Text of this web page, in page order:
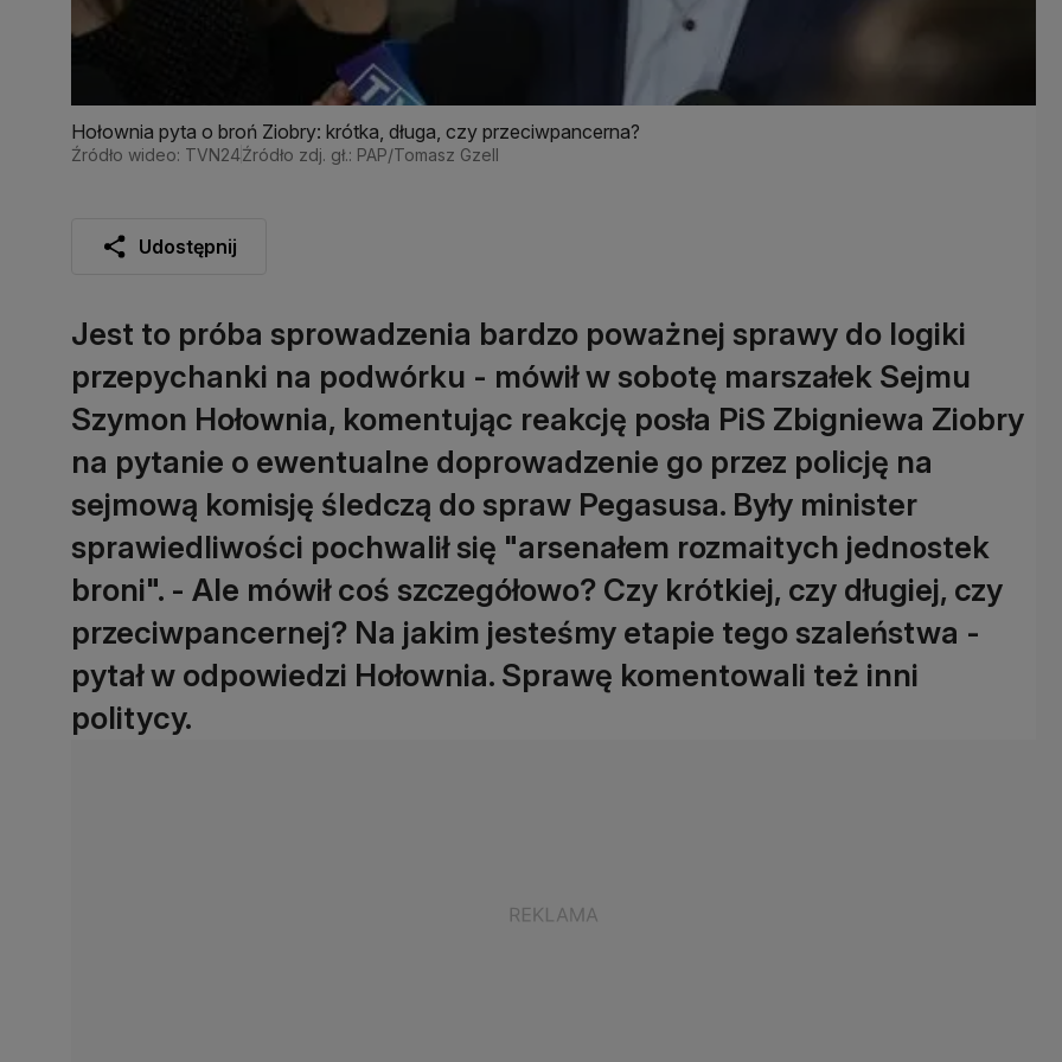
Hołownia pyta o broń Ziobry: krótka, długa, czy przeciwpancerna?
Źródło wideo: TVN24Źródło zdj. gł.: PAP/Tomasz Gzell
Udostępnij
Jest to próba sprowadzenia bardzo poważnej sprawy do logiki
przepychanki na podwórku - mówił w sobotę marszałek Sejmu
Szymon Hołownia, komentując reakcję posła PiS Zbigniewa Ziobry
na pytanie o ewentualne doprowadzenie go przez policję na
sejmową komisję śledczą do spraw Pegasusa. Były minister
sprawiedliwości pochwalił się "arsenałem rozmaitych jednostek
broni". - Ale mówił coś szczegółowo? Czy krótkiej, czy długiej, czy
przeciwpancernej? Na jakim jesteśmy etapie tego szaleństwa -
pytał w odpowiedzi Hołownia. Sprawę komentowali też inni
politycy.